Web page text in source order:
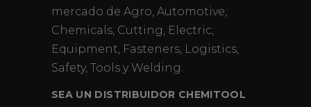
mercado de Agro, Automotive,
Chemicals, Cutting, Electric,
Equipment, Fasteners, Logistics,
Safety, Tools y Welding.
SEA UN DISTRIBUIDOR CHEMITOOL